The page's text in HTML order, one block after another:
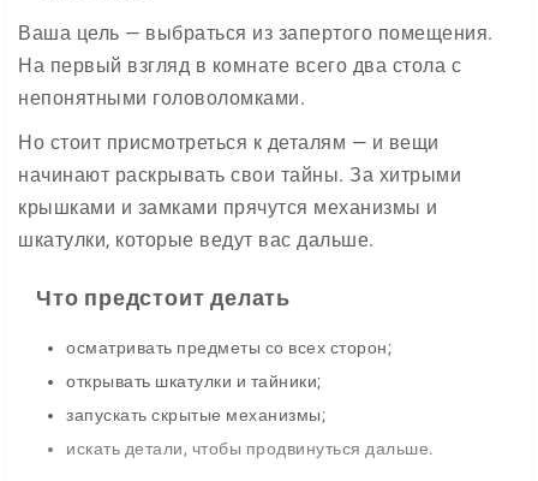
Ваша цель — выбраться из запертого помещения.
На первый взгляд в комнате всего два стола с
непонятными головоломками.
Но стоит присмотреться к деталям — и вещи
начинают раскрывать свои тайны. За хитрыми
крышками и замками прячутся механизмы и
шкатулки, которые ведут вас дальше.
Что предстоит делать
осматривать предметы со всех сторон;
открывать шкатулки и тайники;
запускать скрытые механизмы;
искать детали, чтобы продвинуться дальше.